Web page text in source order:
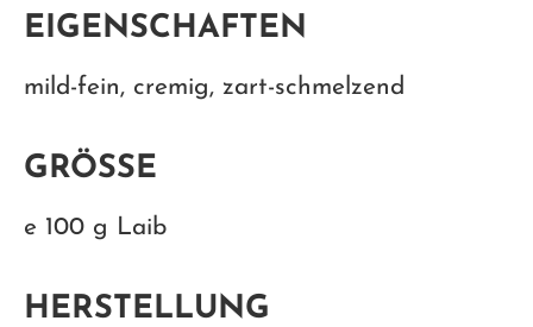
EIGENSCHAFTEN
mild-fein, cremig, zart-schmelzend
GRÖSSE
e 100 g Laib
HERSTELLUNG